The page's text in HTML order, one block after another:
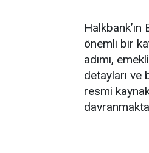
önemli bir
adımı,
detayları ve
resmi